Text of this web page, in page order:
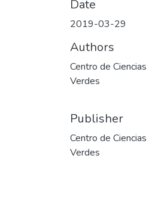
Date
2019-03-29
Authors
Centro de
Verdes
Publisher
Centro de
Verdes